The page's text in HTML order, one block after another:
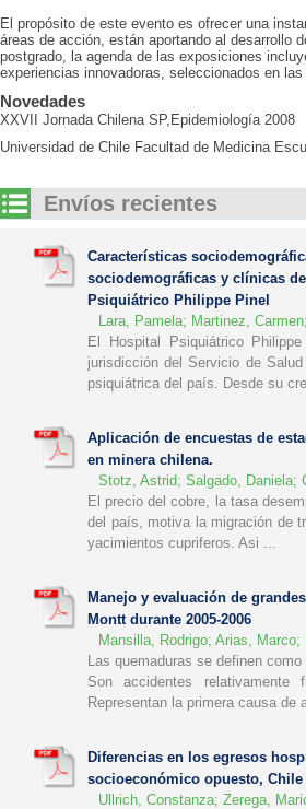
El propósito de este evento es ofrecer una
áreas de acción, están aportando al desarrollo
postgrado, la agenda de las exposiciones
experiencias innovadoras, seleccionados en
Novedades
XXVII Jornada Chilena SP,Epidemiología 2008
Universidad de Chile Facultad de Medicina
Envíos recientes
Características
sociodemográficas y clínicas
Psiquiátrico Philippe Pinel
Lara, Pamela; Martinez, Carmen;
El Hospital Psiquiátrico
jurisdicción del Servicio de
psiquiátrica del país. Desde su
Aplicación de encuestas de
en minera chilena.
Stotz, Astrid; Salgado, Daniela;
El precio del cobre, la tasa
del país, motiva la migración de
yacimientos cupriferos. Asi ...
Manejo y evaluación de
Montt durante 2005-2006
Mansilla, Rodrigo; Arias, Marco;
Las quemaduras se definen
Son accidentes
Representan la primera causa de
Diferencias en los egresos
socioeconómico opuesto, Chile
Ullrich, Constanza; Zerega,